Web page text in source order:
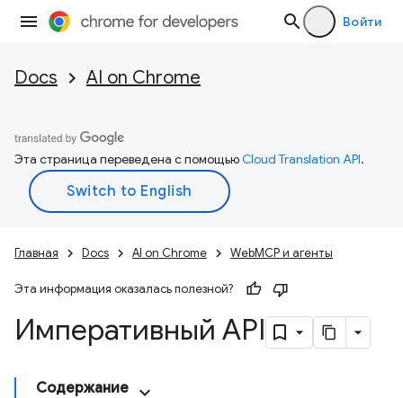
Войти
Docs AI on Chrome
Эта страница переведена с помощьюCloud Translation API.
Главная Docs AI on Chrome WebMCP и агенты
Эта информация оказалась полезной?
Императивный API
Содержание